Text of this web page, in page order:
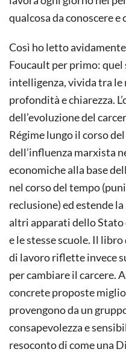
qualcosa da conoscere e
Così ho letto
Foucault per primo:
intelligenza, vivida tra le
profondità e chiarezza.
dell’evoluzione del
Régime lungo il corso
dell’influenza marxista
economiche alla base
nel corso del tempo
reclusione) ed estende
altri apparati dello Stato
e le stesse scuole. Il
di lavoro riflette invece
per cambiare il carcere.
concrete proposte
provengono da un
consapevolezza e
resoconto di come una